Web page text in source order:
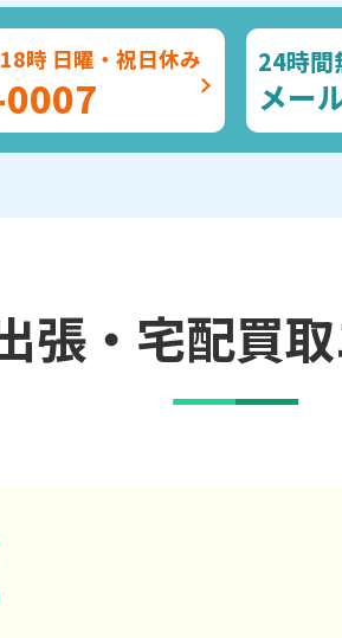
時 日曜・祝日休み 24時間
メー
張・宅配買